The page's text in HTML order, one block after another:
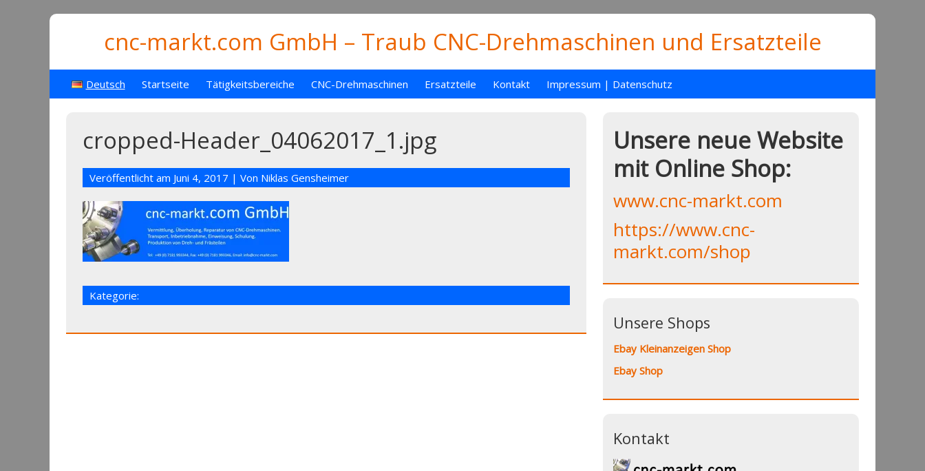
cnc-markt.com GmbH – Traub CNC-Drehmaschinen und Ersatzteile
Deutsch Startseite Tätigkeitsbereiche CNC-Drehmaschinen Ersatzteile Kontakt Impressum | Datenschutz
cropped-Header_04062017_1.jpg
Veröffentlicht am Juni 4, 2017 | Von Niklas Gensheimer
Kategorie:
Unsere neue Website
mit Online Shop:
www.cnc-markt.com
https://www.cnc-
markt.com/shop
Unsere Shops
Ebay Kleinanzeigen Shop
Ebay Shop
Kontakt